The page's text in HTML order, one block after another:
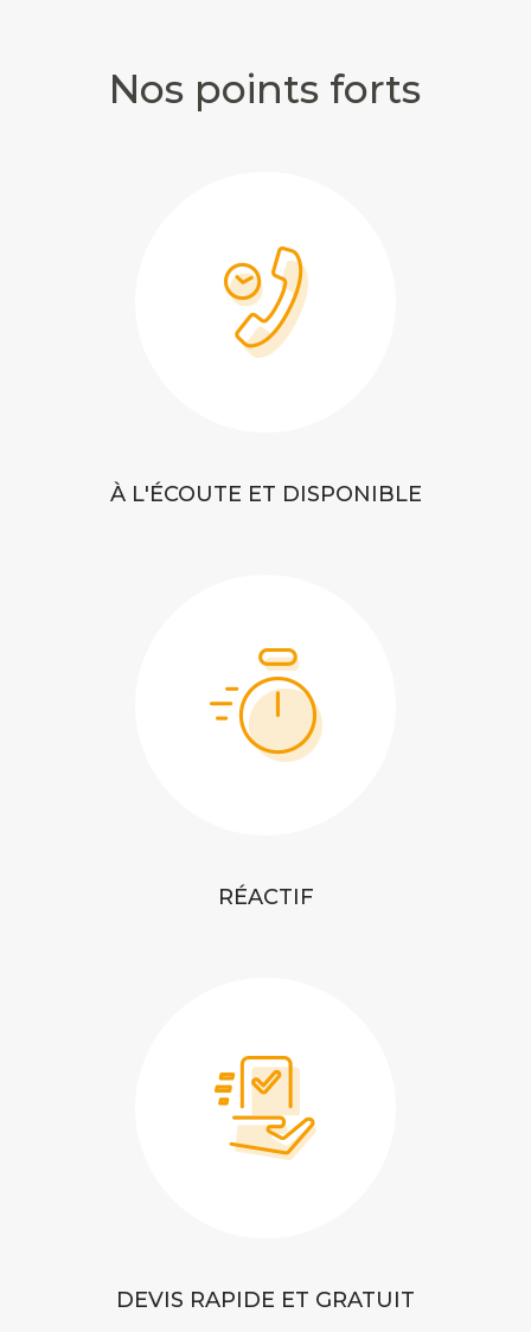
Nos points forts
À L'ÉCOUTE ET DISPONIBLE
RÉACTIF
DEVIS RAPIDE ET GRATUIT